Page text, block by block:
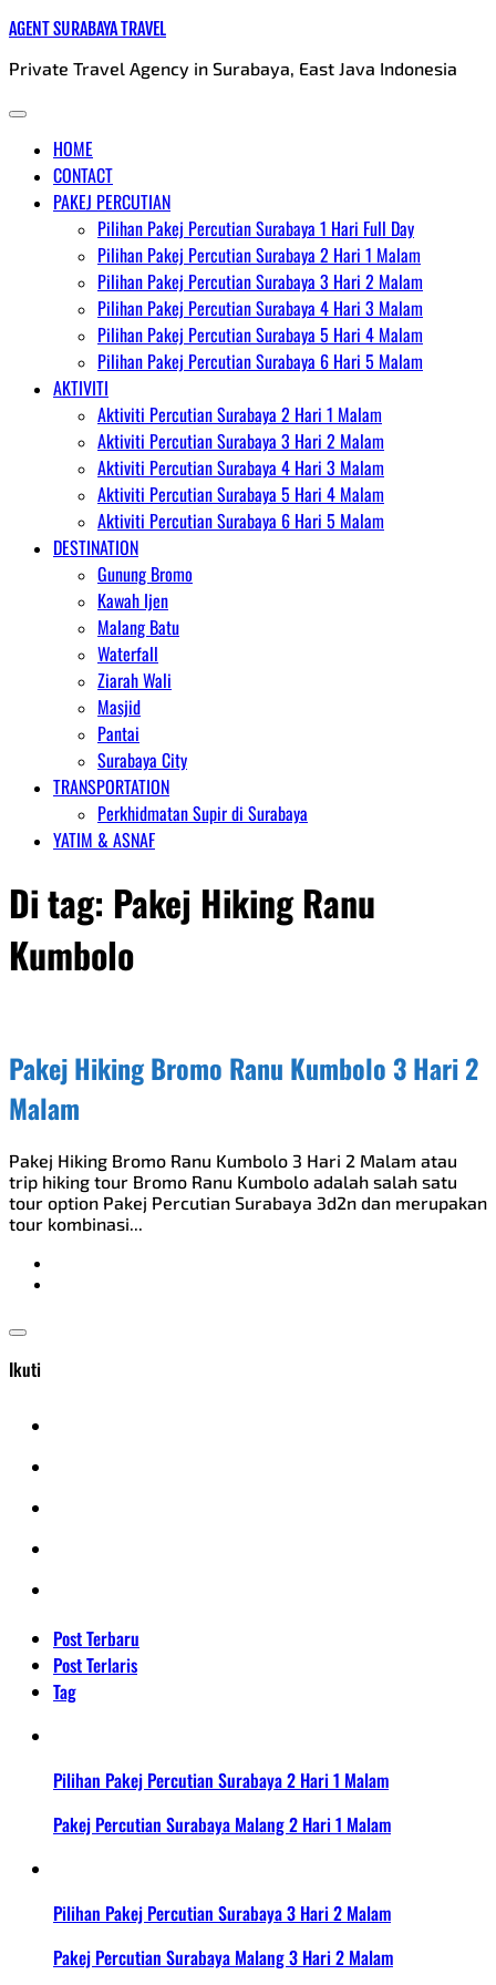
Skip
content
AGENT SURABAYA TRAVEL
Private Travel Agency in Surabaya, East Java Indonesia
HOME
CONTACT
PAKEJ PERCUTIAN
Pilihan Pakej Percutian Surabaya 1 Hari Full Day
Pilihan Pakej Percutian Surabaya 2 Hari 1 Malam
Pilihan Pakej Percutian Surabaya 3 Hari 2 Malam
Pilihan Pakej Percutian Surabaya 4 Hari 3 Malam
Pilihan Pakej Percutian Surabaya 5 Hari 4 Malam
Pilihan Pakej Percutian Surabaya 6 Hari 5 Malam
AKTIVITI
Aktiviti Percutian Surabaya 2 Hari 1 Malam
Aktiviti Percutian Surabaya 3 Hari 2 Malam
Aktiviti Percutian Surabaya 4 Hari 3 Malam
Aktiviti Percutian Surabaya 5 Hari 4 Malam
Aktiviti Percutian Surabaya 6 Hari 5 Malam
DESTINATION
Gunung Bromo
Kawah Ijen
Malang Batu
Waterfall
Ziarah Wali
Masjid
Pantai
Surabaya City
TRANSPORTATION
Perkhidmatan Supir di Surabaya
YATIM & ASNAF
Di tag: Pakej Hiking Ranu
Kumbolo
Pakej Hiking Bromo Ranu Kumbolo 3 Hari 2
Malam
Pakej Hiking Bromo Ranu Kumbolo 3 Hari 2 Malam atau
trip hiking tour Bromo Ranu Kumbolo adalah salah satu
tour option Pakej Percutian Surabaya 3d2n dan merupakan
tour kombinasi...
Ikuti
Post Terbaru
Post Terlaris
Tag
Pilihan Pakej Percutian Surabaya 2 Hari 1 Malam
Pakej Percutian Surabaya Malang 2 Hari 1 Malam
Pilihan Pakej Percutian Surabaya 3 Hari 2 Malam
Pakej Percutian Surabaya Malang 3 Hari 2 Malam